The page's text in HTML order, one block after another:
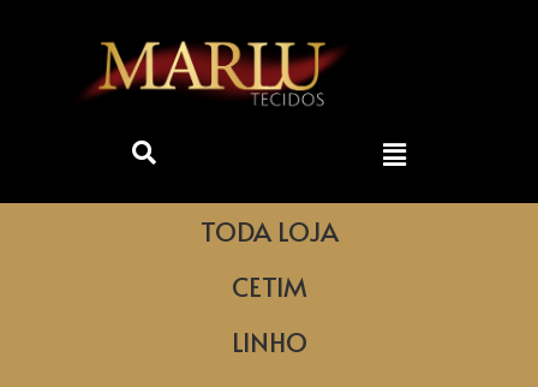
TODA LOJA
CETIM
LINHO